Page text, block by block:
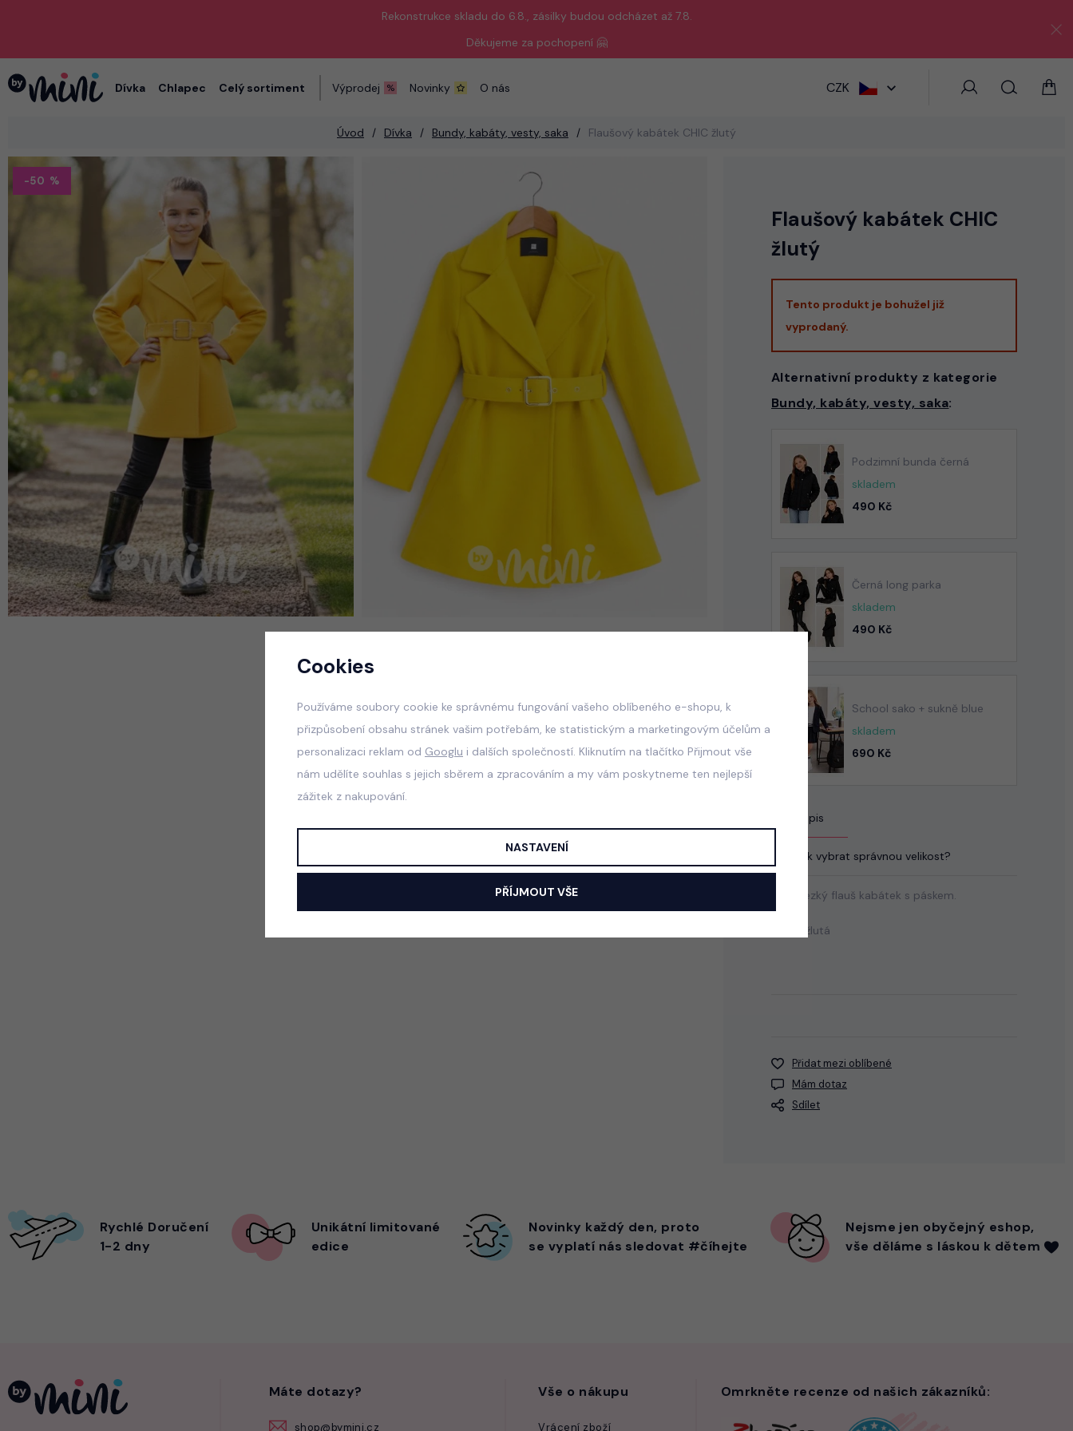
Rekonstrukce skladu do 6.8., zásilky budou odcházet až 7.8.
Děkujeme za pochopení 🤗
Dívka Chlapec Celý sortiment Výprodej Novinky O nás CZK
Úvod Dívka Bundy, kabáty, vesty, saka Flaušový kabátek CHIC žlutý
-50
Flaušový kabátek CHIC
žlutý
Tento produkt je bohužel již
vyprodaný.
Alternativní produkty z kategorie
Bundy, kabáty, vesty, saka:
Podzimní bunda černá
skladem
490 Kč
Černá long parka
skladem
490 Kč
School sako + sukně blue
skladem
690 Kč
Popis
Jak vybrat správnou velikost?
Moc hezký flauš kabátek s páskem.
Barva: žlutá
Přidat mezi oblíbené
Mám dotaz
Sdílet
Rychlé Doručení
1-2 dny
Unikátní limitované
edice
Novinky každý den, proto
se vyplatí nás sledovat #číhejte
Nejsme jen obyčejný eshop,
vše děláme s láskou k dětem
Máte dotazy?
shop@bymini.cz
Vše o nákupu
Vrácení zboží
Omrkněte recenze od našich zákazníků:
Cookies
Používáme soubory cookie ke správnému fungování vašeho oblíbeného e-shopu, k
přizpůsobení obsahu stránek vašim potřebám, ke statistickým a marketingovým účelům a
personalizaci reklam od Googlu i dalších společností. Kliknutím na tlačítko Přijmout vše
nám udělíte souhlas s jejich sběrem a zpracováním a my vám poskytneme ten nejlepší
zážitek z nakupování.
NASTAVENÍ
PŘÍJMOUT VŠE